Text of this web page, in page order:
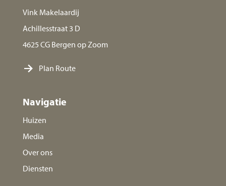
Vink Makelaardij
Achillesstraat 3 D
4625 CG Bergen op Zoom
Plan Route
Navigatie
Huizen
Media
Over ons
Diensten